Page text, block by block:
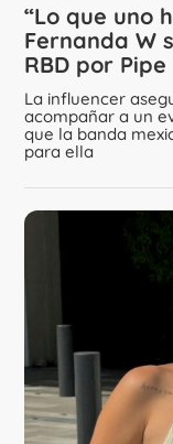
“Lo que uno
Fernanda W
RBD por
La influencer
acompañar a un
que la banda
para ella